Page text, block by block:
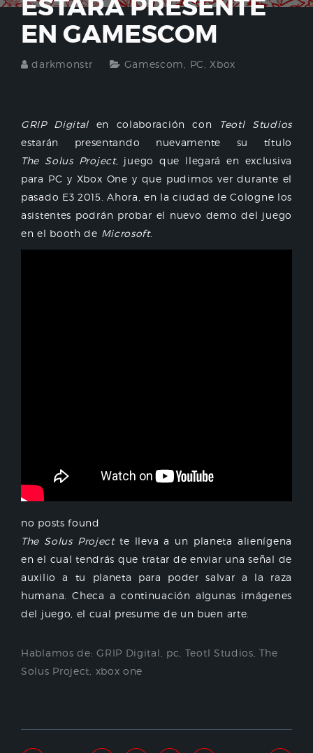
ESTARÁ PRESENTE
EN GAMESCOM
darkmonstr Gamescom PC Xbox
GRIP Digital en colaboración con
Teotl Studios
estarán presentando nuevamente su título
The Solus Project, juego que llegará en exclusiva
para PC y Xbox One y que pudimos ver durante el
pasado E3 2015. Ahora, en la ciudad de Cologne los
asistentes podrán probar el nuevo demo del juego
en el booth de Microsoft.
no posts found
The Solus Projectte lleva a un planeta alienígena
en el cual tendrás que tratar de enviar una señal de
auxilio a tu planeta para poder salvar a la raza
humana. Checa a continuación algunas imágenes
del juego, el cual presume de un buen arte.
Hablamos de:GRIP Digital pc Teotl Studios ,The
Solus Project
xbox one